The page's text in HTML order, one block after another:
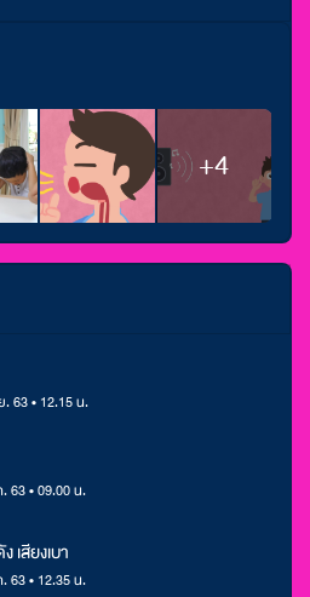
+4
63 • 12.15 น.
63 • 09.00 น.
เสียงเบา
63 • 12.35 น.